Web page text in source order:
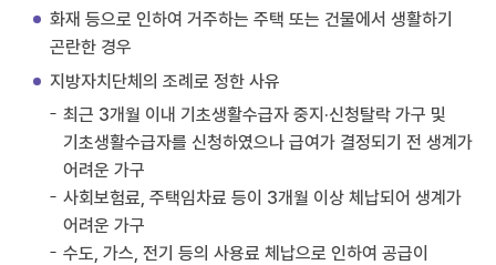
화재 등으로 인하여 거주하는 주택 또는 건물에서 생활하기
곤란한 경우
지방자치단체의 조례로 정한 사유
최근 3개월 이내 기초생활수급자 중지·신청탈락 가구 및
기초생활수급자를 신청하였으나 급여가 결정되기 전 생계가
어려운 가구
사회보험료, 주택임차료 등이 3개월 이상 체납되어 생계가
어려운 가구
수도, 가스, 전기 등의 사용료 체납으로 인하여 공급이